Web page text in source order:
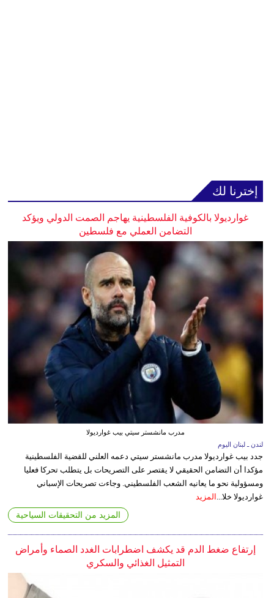
إخترنا لك
غوارديولا بالكوفية الفلسطينية يهاجم الصمت الدولي ويؤكد
التضامن العملي مع فلسطين
مدرب مانشستر سيتي بيب غوارديولا
لندن ـ لبنان اليوم
جدد بيب غوارديولا مدرب مانشستر سيتي دعمه العلني للقضية الفلسطينية
مؤكدا أن التضامن الحقيقي لا يقتصر على التصريحات بل يتطلب تحركا فعليا
ومسؤولية نحو ما يعانيه الشعب الفلسطيني. وجاءت تصريحات الإسباني
غوارديولا خلا...
المزيد
المزيد من التحقيقات السياحية
إرتفاع ضغط الدم قد يكشف اضطرابات الغدد الصماء وأمراض
التمثيل الغذائي والسكري